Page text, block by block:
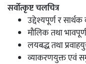
सर्वोत्कृष्ट चलचित्र
उद्देश्यपूर्ण र
मौलिक तथा
लयबद्ध तथा
व्याकरणयुक्त एवं